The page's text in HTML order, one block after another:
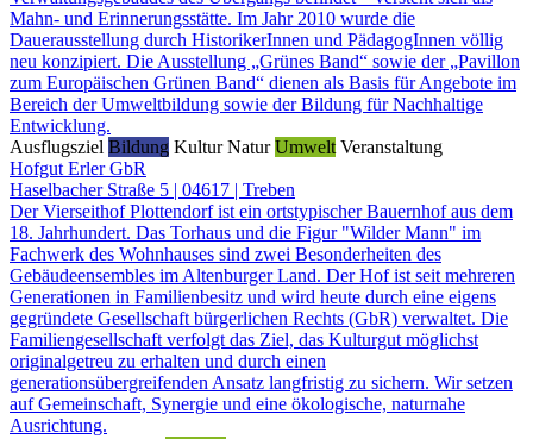
Mahn- und Erinnerungsstätte. Im Jahr 2010 wurde die
Dauerausstellung durch HistorikerInnen und PädagogInnen völlig
neu konzipiert. Die Ausstellung „Grünes Band“ sowie der „Pavillon
zum Europäischen Grünen Band“ dienen als Basis für Angebote im
Bereich der Umweltbildung sowie der Bildung für Nachhaltige
Entwicklung.
Ausflugsziel Bildung Kultur Natur Umwelt Veranstaltung
Hofgut Erler GbR
Haselbacher Straße 5 | 04617 | Treben
Der Vierseithof Plottendorf ist ein ortstypischer Bauernhof aus dem
18. Jahrhundert. Das Torhaus und die Figur "Wilder Mann" im
Fachwerk des Wohnhauses sind zwei Besonderheiten des
Gebäudeensembles im Altenburger Land. Der Hof ist seit mehreren
Generationen in Familienbesitz und wird heute durch eine eigens
gegründete Gesellschaft bürgerlichen Rechts (GbR) verwaltet. Die
Familiengesellschaft verfolgt das Ziel, das Kulturgut möglichst
originalgetreu zu erhalten und durch einen
generationsübergreifenden Ansatz langfristig zu sichern. Wir setzen
auf Gemeinschaft, Synergie und eine ökologische, naturnahe
Ausrichtung.